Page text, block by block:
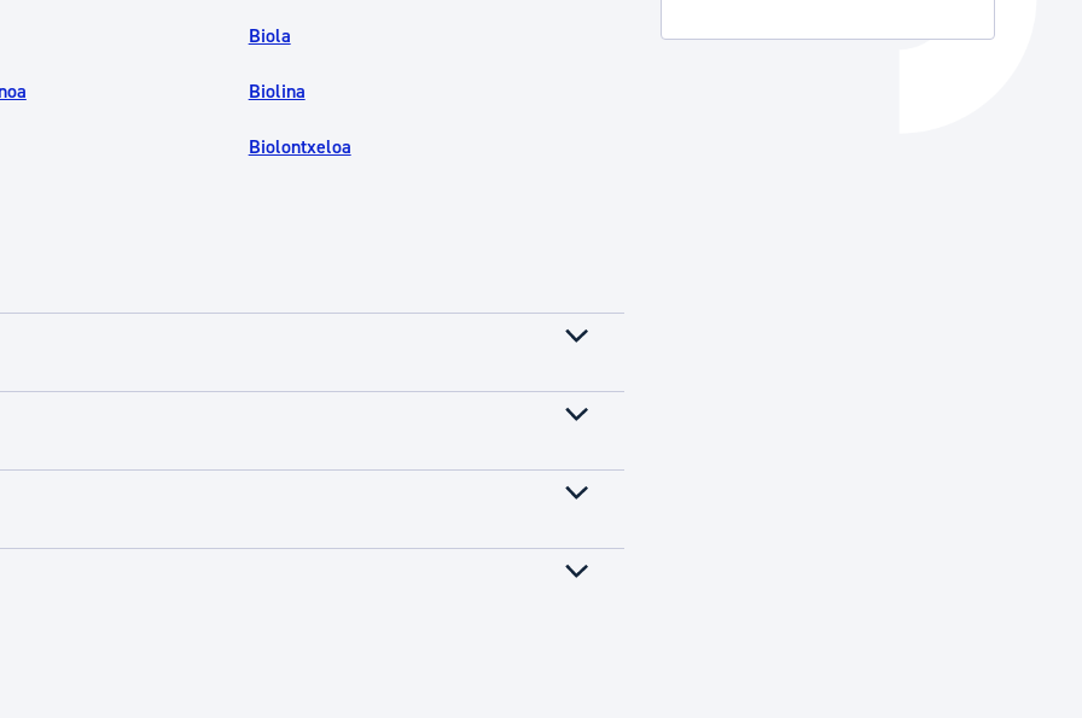
Biola
Biolina
Biolontxeloa